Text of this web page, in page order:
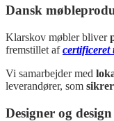
Dansk
Klarskov møbler bliver
fremstillet af
Vi samarbejder med
leverandører, som
Designer og design